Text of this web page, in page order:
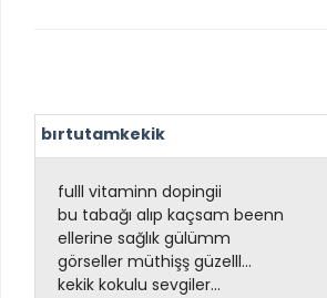
bırtutamkekik
fulll vitaminn dopingii
bu tabağı alıp kaçsam beenn
ellerine sağlık gülümm
görseller müthişş güzelll...
kekik kokulu sevgiler...